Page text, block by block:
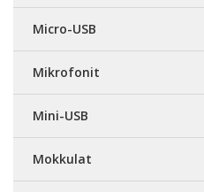
Micro-USB
Mikrofonit
Mini-USB
Mokkulat